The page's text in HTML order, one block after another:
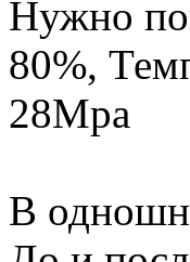
Нужно
80%,
28Мра
В